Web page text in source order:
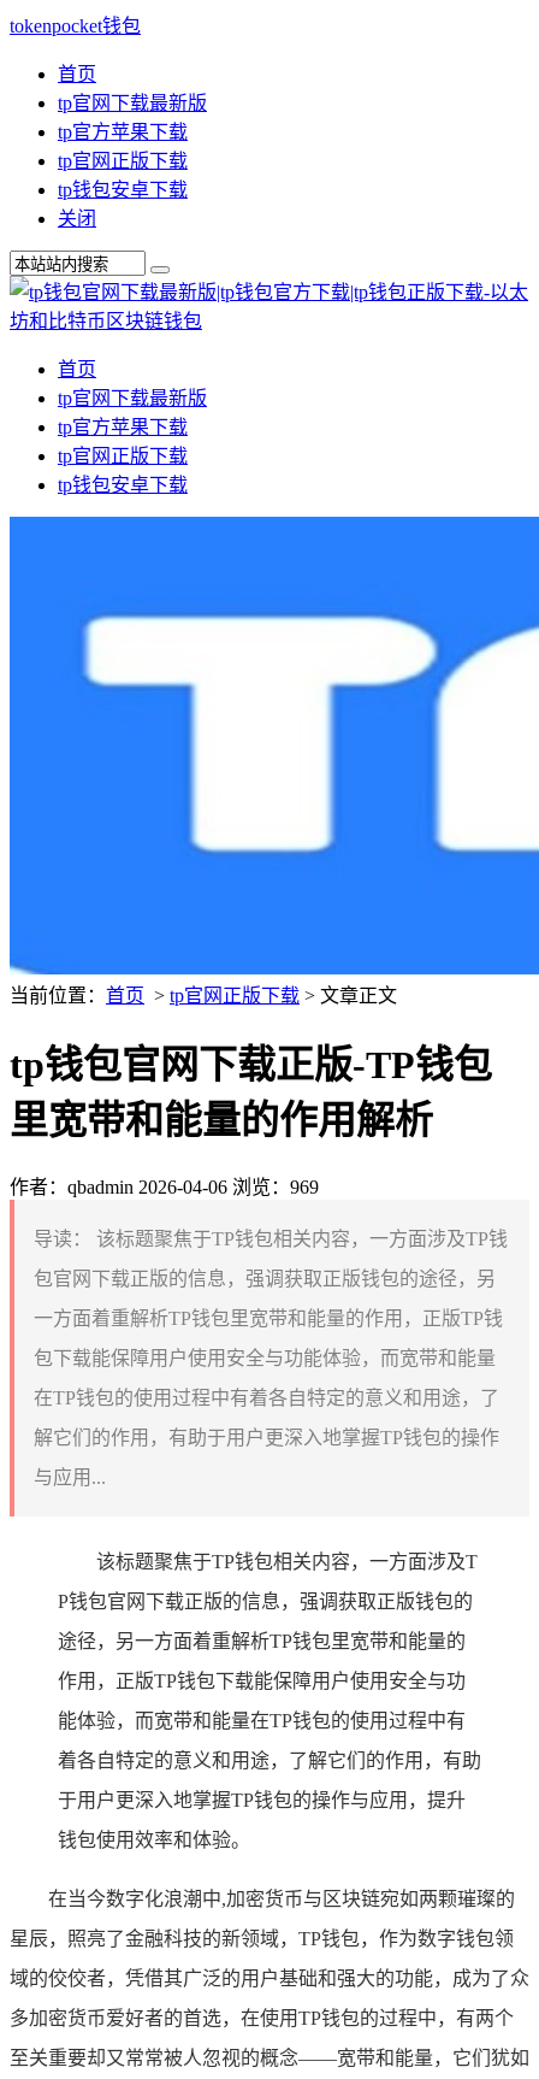
tokenpocket钱包
首页
tp官网下载最新版
tp官方苹果下载
tp官网正版下载
tp钱包安卓下载
关闭
首页
tp官网下载最新版
tp官方苹果下载
tp官网正版下载
tp钱包安卓下载
当前位置： 首页 > tp官网正版下载 > 文章正文
tp钱包官网下载正版-TP钱包
里宽带和能量的作用解析
作者：qbadmin 2026-04-06 浏览：969
导读：
该标题聚焦于TP钱包相关内容，一方面涉及TP钱
包官网下载正版的信息，强调获取正版钱包的途径，另
一方面着重解析TP钱包里宽带和能量的作用，正版TP钱
包下载能保障用户使用安全与功能体验，而宽带和能量
在TP钱包的使用过程中有着各自特定的意义和用途，了
解它们的作用，有助于用户更深入地掌握TP钱包的操作
与应用...
该标题聚焦于TP钱包相关内容，一方面涉及T
P钱包官网下载正版的信息，强调获取正版钱包的
途径，另一方面着重解析TP钱包里宽带和能量的
作用，正版TP钱包下载能保障用户使用安全与功
能体验，而宽带和能量在TP钱包的使用过程中有
着各自特定的意义和用途，了解它们的作用，有助
于用户更深入地掌握TP钱包的操作与应用，提升
钱包使用效率和体验。
在当今数字化浪潮中,加密货币与区块链宛如两颗璀璨的
星辰，照亮了金融科技的新领域，TP钱包，作为数字钱包领
域的佼佼者，凭借其广泛的用户基础和强大的功能，成为了众
多加密货币爱好者的首选，在使用TP钱包的过程中，有两个
至关重要却又常常被人忽视的概念——宽带和能量，它们犹如